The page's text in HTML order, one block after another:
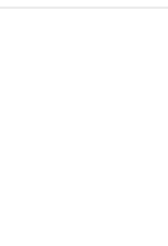
butik i
er
uden at
FOR